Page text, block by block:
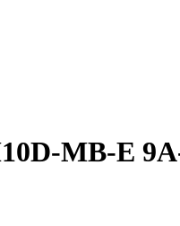
MB-E